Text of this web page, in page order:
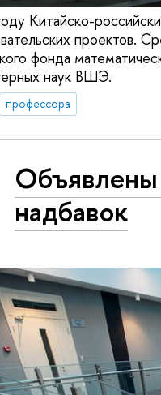
Китайско-
проектов.
фонда
наук ВШЭ.
профессора
Объявлены
надбавок